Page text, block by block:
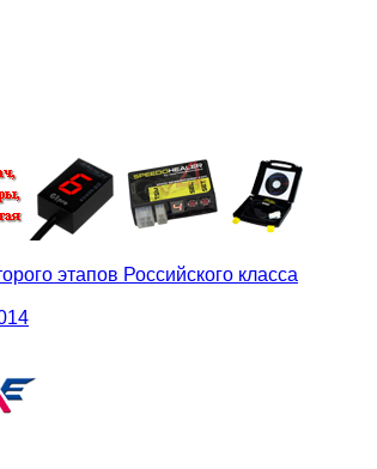
этапов Российского класса